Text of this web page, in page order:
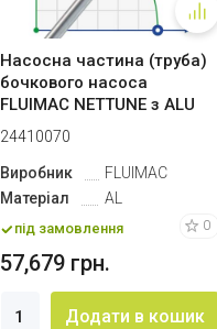
Насосна частина (труба)
бочкового насоса
FLUIMAC NETTUNE з ALU
(вал AISI 316)...
24410070
Виробник
FLUIMAC
Матеріал
AL
під замовлення 0
57,679 грн.
Додати в кошик